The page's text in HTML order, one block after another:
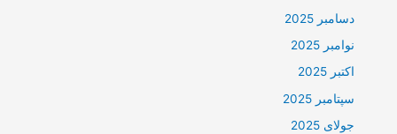
دسامبر 2025
نوامبر 2025
اکتبر 2025
سپتامبر 2025
جولای 2025